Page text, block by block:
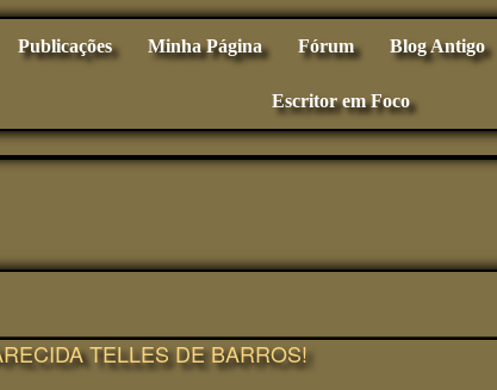
Publicações Minha Página Fórum Blog Antigo
Escritor em Foco
TELLES DE BARROS!